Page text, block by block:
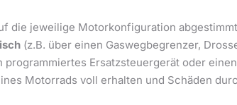
die jeweilige Motorkonfiguration
(z.B. über einen Gaswegbegrenzer,
programmiertes Ersatzsteuergerät oder
Motorrads voll erhalten und Schäden